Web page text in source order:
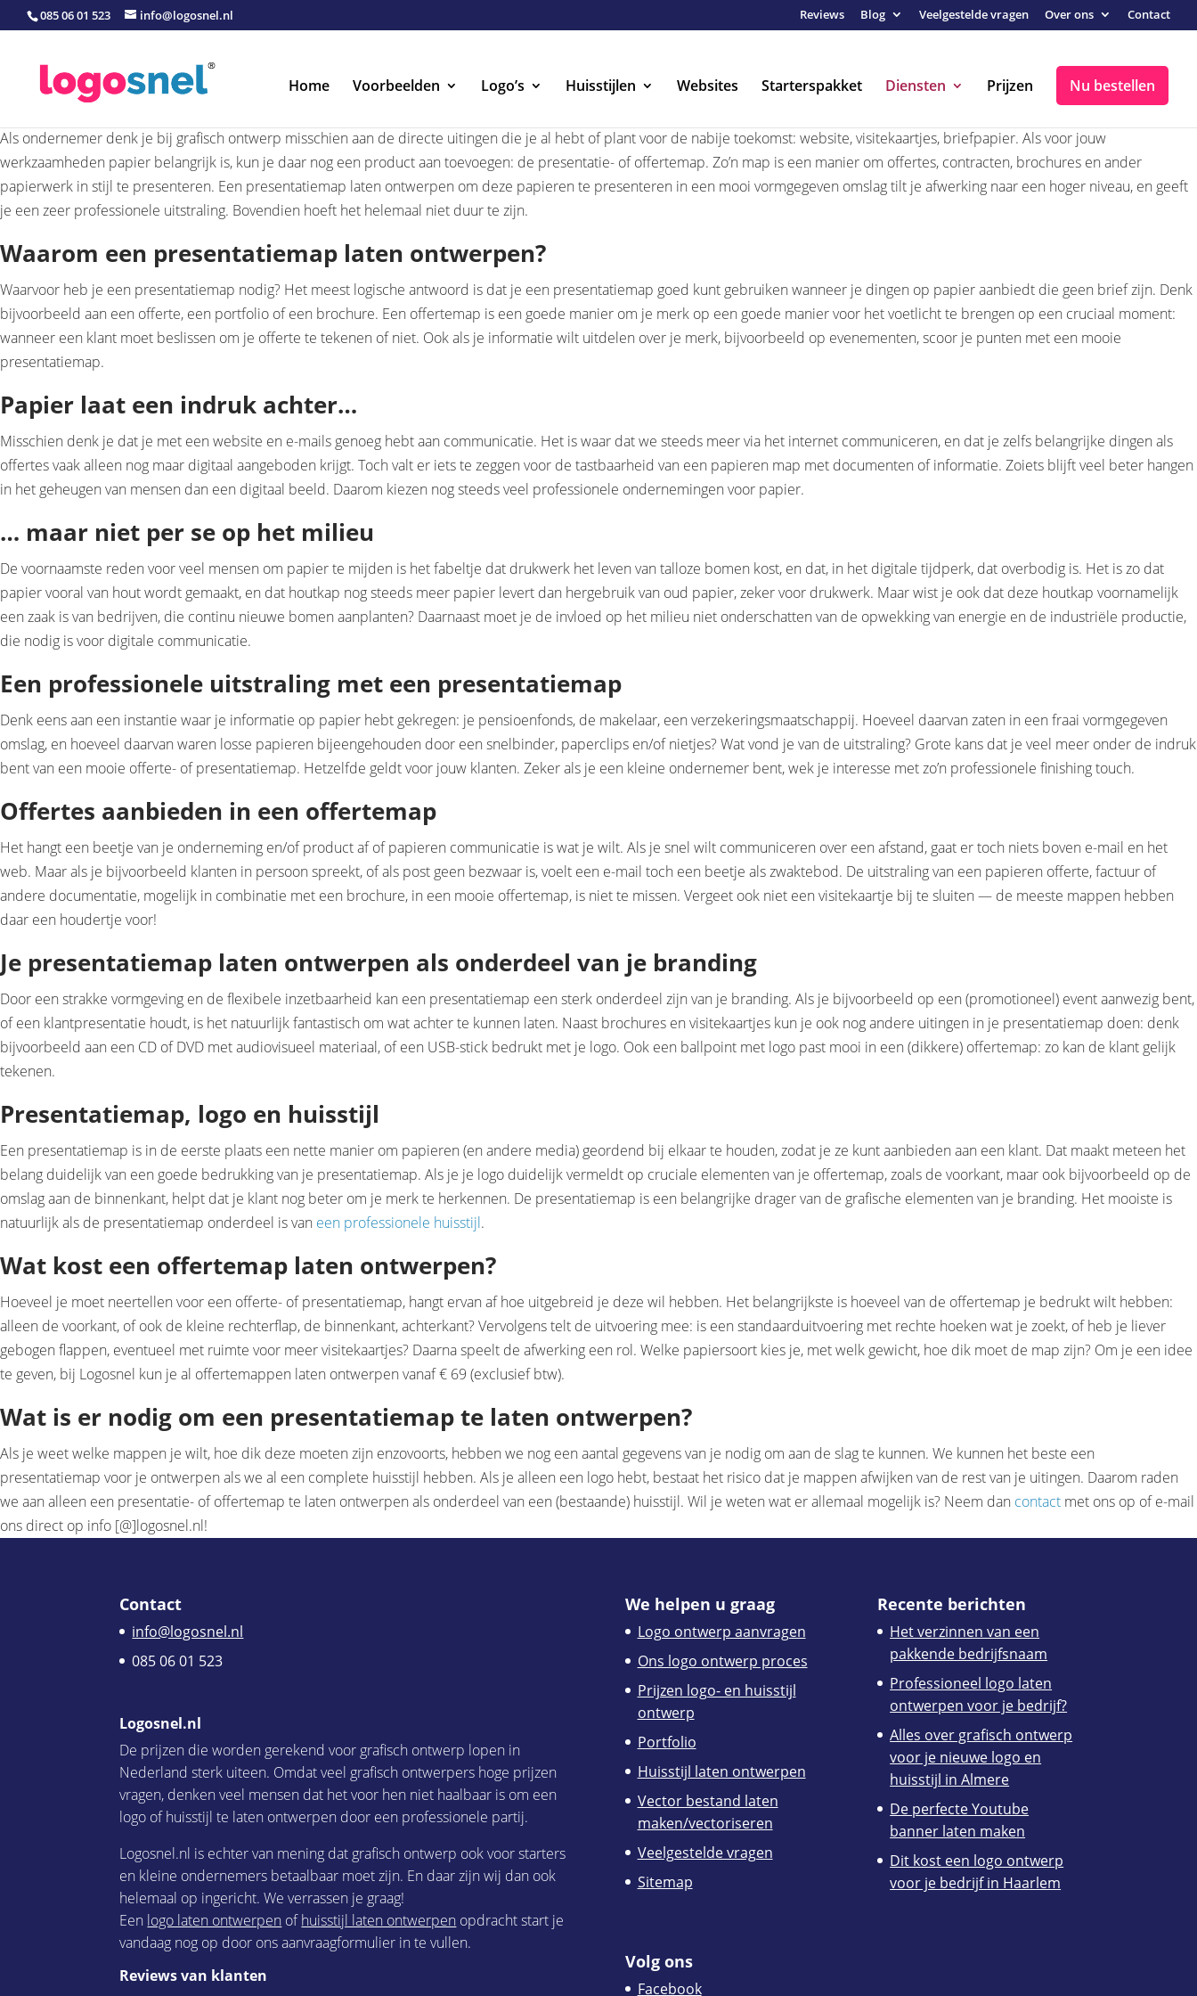
085 06 01 523 info@logosnel.nl Reviews Blog Veelgestelde vragen Over ons Contact
Home Voorbeelden Logo’s Huisstijlen Websites Starterspakket Diensten Prijzen Nu bestellen
Als ondernemer denk je bij grafisch ontwerp misschien aan de directe uitingen die je al hebt of plant voor de nabije toekomst: website, visitekaartjes, briefpapier. Als voor jouw
werkzaamheden papier belangrijk is, kun je daar nog een product aan toevoegen: de presentatie- of offertemap. Zo’n map is een manier om offertes, contracten, brochures en ander
papierwerk in stijl te presenteren. Een presentatiemap laten ontwerpen om deze papieren te presenteren in een mooi vormgegeven omslag tilt je afwerking naar een hoger niveau, en geeft
je een zeer professionele uitstraling. Bovendien hoeft het helemaal niet duur te zijn.
Waarom een presentatiemap laten ontwerpen?
Waarvoor heb je een presentatiemap nodig? Het meest logische antwoord is dat je een presentatiemap goed kunt gebruiken wanneer je dingen op papier aanbiedt die geen brief zijn. Denk
bijvoorbeeld aan een offerte, een portfolio of een brochure. Een offertemap is een goede manier om je merk op een goede manier voor het voetlicht te brengen op een cruciaal moment:
wanneer een klant moet beslissen om je offerte te tekenen of niet. Ook als je informatie wilt uitdelen over je merk, bijvoorbeeld op evenementen, scoor je punten met een mooie
presentatiemap.
Papier laat een indruk achter…
Misschien denk je dat je met een website en e-mails genoeg hebt aan communicatie. Het is waar dat we steeds meer via het internet communiceren, en dat je zelfs belangrijke dingen als
offertes vaak alleen nog maar digitaal aangeboden krijgt. Toch valt er iets te zeggen voor de tastbaarheid van een papieren map met documenten of informatie. Zoiets blijft veel beter hangen
in het geheugen van mensen dan een digitaal beeld. Daarom kiezen nog steeds veel professionele ondernemingen voor papier.
… maar niet per se op het milieu
De voornaamste reden voor veel mensen om papier te mijden is het fabeltje dat drukwerk het leven van talloze bomen kost, en dat, in het digitale tijdperk, dat overbodig is. Het is zo dat
papier vooral van hout wordt gemaakt, en dat houtkap nog steeds meer papier levert dan hergebruik van oud papier, zeker voor drukwerk. Maar wist je ook dat deze houtkap voornamelijk
een zaak is van bedrijven, die continu nieuwe bomen aanplanten? Daarnaast moet je de invloed op het milieu niet onderschatten van de opwekking van energie en de industriële productie,
die nodig is voor digitale communicatie.
Een professionele uitstraling met een presentatiemap
Denk eens aan een instantie waar je informatie op papier hebt gekregen: je pensioenfonds, de makelaar, een verzekeringsmaatschappij. Hoeveel daarvan zaten in een fraai vormgegeven
omslag, en hoeveel daarvan waren losse papieren bijeengehouden door een snelbinder, paperclips en/of nietjes? Wat vond je van de uitstraling? Grote kans dat je veel meer onder de indruk
bent van een mooie offerte- of presentatiemap. Hetzelfde geldt voor jouw klanten. Zeker als je een kleine ondernemer bent, wek je interesse met zo’n professionele finishing touch.
Offertes aanbieden in een offertemap
Het hangt een beetje van je onderneming en/of product af of papieren communicatie is wat je wilt. Als je snel wilt communiceren over een afstand, gaat er toch niets boven e-mail en het
web. Maar als je bijvoorbeeld klanten in persoon spreekt, of als post geen bezwaar is, voelt een e-mail toch een beetje als zwaktebod. De uitstraling van een papieren offerte, factuur of
andere documentatie, mogelijk in combinatie met een brochure, in een mooie offertemap, is niet te missen. Vergeet ook niet een visitekaartje bij te sluiten — de meeste mappen hebben
daar een houdertje voor!
Je presentatiemap laten ontwerpen als onderdeel van je branding
Door een strakke vormgeving en de flexibele inzetbaarheid kan een presentatiemap een sterk onderdeel zijn van je branding. Als je bijvoorbeeld op een (promotioneel) event aanwezig bent,
of een klantpresentatie houdt, is het natuurlijk fantastisch om wat achter te kunnen laten. Naast brochures en visitekaartjes kun je ook nog andere uitingen in je presentatiemap doen: denk
bijvoorbeeld aan een CD of DVD met audiovisueel materiaal, of een USB-stick bedrukt met je logo. Ook een ballpoint met logo past mooi in een (dikkere) offertemap: zo kan de klant gelijk
tekenen.
Presentatiemap, logo en huisstijl
Een presentatiemap is in de eerste plaats een nette manier om papieren (en andere media) geordend bij elkaar te houden, zodat je ze kunt aanbieden aan een klant. Dat maakt meteen het
belang duidelijk van een goede bedrukking van je presentatiemap. Als je je logo duidelijk vermeldt op cruciale elementen van je offertemap, zoals de voorkant, maar ook bijvoorbeeld op de
omslag aan de binnenkant, helpt dat je klant nog beter om je merk te herkennen. De presentatiemap is een belangrijke drager van de grafische elementen van je branding. Het mooiste is
natuurlijk als de presentatiemap onderdeel is van een professionele huisstijl.
Wat kost een offertemap laten ontwerpen?
Hoeveel je moet neertellen voor een offerte- of presentatiemap, hangt ervan af hoe uitgebreid je deze wil hebben. Het belangrijkste is hoeveel van de offertemap je bedrukt wilt hebben:
alleen de voorkant, of ook de kleine rechterflap, de binnenkant, achterkant? Vervolgens telt de uitvoering mee: is een standaarduitvoering met rechte hoeken wat je zoekt, of heb je liever
gebogen flappen, eventueel met ruimte voor meer visitekaartjes? Daarna speelt de afwerking een rol. Welke papiersoort kies je, met welk gewicht, hoe dik moet de map zijn? Om je een idee
te geven, bij Logosnel kun je al offertemappen laten ontwerpen vanaf € 69 (exclusief btw).
Wat is er nodig om een presentatiemap te laten ontwerpen?
Als je weet welke mappen je wilt, hoe dik deze moeten zijn enzovoorts, hebben we nog een aantal gegevens van je nodig om aan de slag te kunnen. We kunnen het beste een
presentatiemap voor je ontwerpen als we al een complete huisstijl hebben. Als je alleen een logo hebt, bestaat het risico dat je mappen afwijken van de rest van je uitingen. Daarom raden
we aan alleen een presentatie- of offertemap te laten ontwerpen als onderdeel van een (bestaande) huisstijl. Wil je weten wat er allemaal mogelijk is? Neem dan contact met ons op of e-mail
ons direct op info [@]logosnel.nl!
Contact
info@logosnel.nl
085 06 01 523
Logosnel.nl
De prijzen die worden gerekend voor grafisch ontwerp lopen in
Nederland sterk uiteen. Omdat veel grafisch ontwerpers hoge prijzen
vragen, denken veel mensen dat het voor hen niet haalbaar is om een
logo of huisstijl te laten ontwerpen door een professionele partij.
Logosnel.nl is echter van mening dat grafisch ontwerp ook voor starters
en kleine ondernemers betaalbaar moet zijn. En daar zijn wij dan ook
helemaal op ingericht. We verrassen je graag!
Een logo laten ontwerpen ofhuisstijl laten ontwerpen opdracht start je
vandaag nog op door ons aanvraagformulier in te vullen.
Reviews van klanten
We helpen u graag
Logo ontwerp aanvragen
Ons logo ontwerp proces
Prijzen logo- en huisstijl
ontwerp
Portfolio
Huisstijl laten ontwerpen
Vector bestand laten
maken/vectoriseren
Veelgestelde vragen
Sitemap
Volg ons
Facebook
Recente berichten
Het verzinnen van een
pakkende bedrijfsnaam
Professioneel logo laten
ontwerpen voor je bedrijf?
Alles over grafisch ontwerp
voor je nieuwe logo en
huisstijl in Almere
De perfecte Youtube
banner laten maken
Dit kost een logo ontwerp
voor je bedrijf in Haarlem